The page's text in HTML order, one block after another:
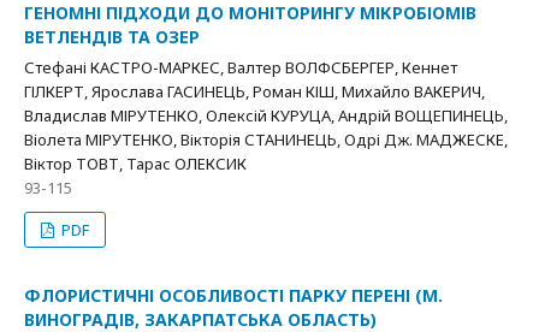
ГЕНОМНІ ПІДХОДИ ДО МОНІТОРИНГУ МІКРОБІОМІВ
ВЕТЛЕНДІВ ТА ОЗЕР
Стефані КАСТРО-МАРКЕС, Валтер ВОЛФСБЕРГЕР, Кеннет
ГІЛКЕРТ, Ярослава ГАСИНЕЦЬ, Роман КІШ, Михайло ВАКЕРИЧ,
Владислав МІРУТЕНКО, Олексій КУРУЦА, Андрій ВОЩЕПИНЕЦЬ,
Віолета МІРУТЕНКО, Вікторія СТАНИНЕЦЬ, Одрі Дж. МАДЖЕСКЕ,
Віктор ТОВТ, Тарас ОЛЕКСИК
93-115
PDF
ФЛОРИСТИЧНІ ОСОБЛИВОСТІ ПАРКУ ПЕРЕНІ (М.
ВИНОГРАДІВ, ЗАКАРПАТСЬКА ОБЛАСТЬ)